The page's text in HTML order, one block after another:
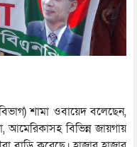
শামা ওবায়েদ বলেছেন,
বিভিন্ন জায়গায়